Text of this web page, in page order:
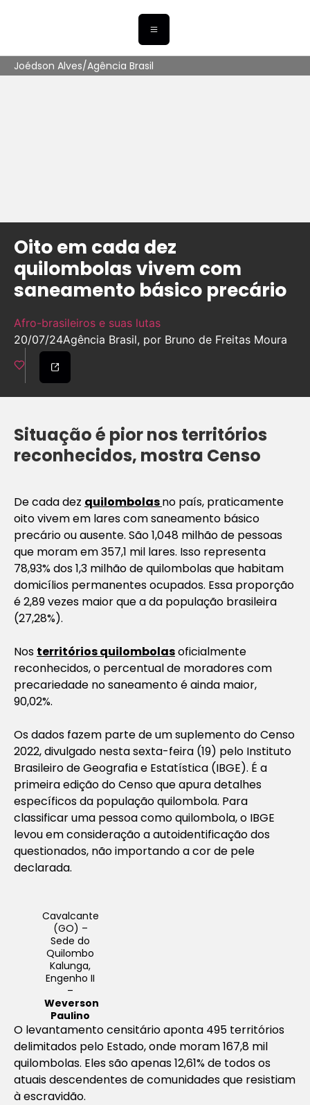
Joédson Alves/Agência Brasil
Oito em cada dez
quilombolas vivem com
saneamento básico precário
Afro-brasileiros e suas lutas
20/07/24Agência Brasil, por Bruno de Freitas Moura
Situação é pior nos territórios
reconhecidos, mostra Censo
De cada dez quilombolasno país, praticamente
oito vivem em lares com saneamento básico
precário ou ausente. São 1,048 milhão de pessoas
que moram em 357,1 mil lares. Isso representa
78,93% dos 1,3 milhão de quilombolas que habitam
domicílios permanentes ocupados. Essa proporção
é 2,89 vezes maior que a da população brasileira
(27,28%).
Nos territórios quilombolasoficialmente
reconhecidos, o percentual de moradores com
precariedade no saneamento é ainda maior,
90,02%.
Os dados fazem parte de um suplemento do Censo
2022, divulgado nesta sexta-feira (19) pelo Instituto
Brasileiro de Geografia e Estatística (IBGE). É a
primeira edição do Censo que apura detalhes
específicos da população quilombola. Para
classificar uma pessoa como quilombola, o IBGE
levou em consideração a autoidentificação dos
questionados, não importando a cor de pele
declarada.
Cavalcante
(GO) –
Sede do
Quilombo
Kalunga,
Engenho II
–
Weverson
Paulino
O levantamento censitário aponta 495 territórios
delimitados pelo Estado, onde moram 167,8 mil
quilombolas. Eles são apenas 12,61% de todos os
atuais descendentes de comunidades que resistiam
à escravidão.